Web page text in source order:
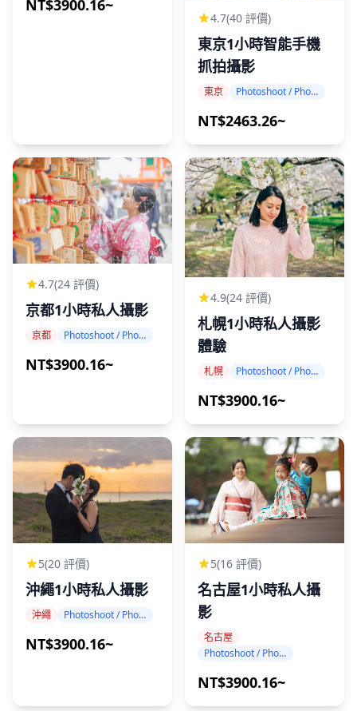
NT$3900.16~
4.7(40 評價)
東京1小時智能手機
抓拍攝影
東京 Photoshoot / Photo tour
NT$2463.26~
4.7(24 評價)
京都1小時私人攝影
京都 Photoshoot / Photo tour
NT$3900.16~
4.9(24 評價)
札幌1小時私人攝影
體驗
札幌 Photoshoot / Photo tour
NT$3900.16~
5(20 評價)
沖繩1小時私人攝影
沖繩 Photoshoot / Photo tour
NT$3900.16~
5(16 評價)
名古屋1小時私人攝
影
名古屋
Photoshoot / Photo tour
NT$3900.16~